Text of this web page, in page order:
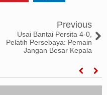
Previous
Usai Bantai Persita 4-0,
Pelatih Persebaya: Pemain
Jangan Besar Kepala